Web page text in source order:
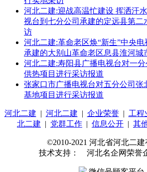
河北二建:迎战高温忙建设 挥洒
视台到七分公司承建的定远县第二
访
河北二建:革命老区焕“新生”中央电
承建的大别山革命老区息县淮河城
河北二建:寿阳县广播电视台对一
供热项目进行采访报道
张家口市广播电视台对五分公司张
基地项目进行采访报道
河北二建 | 河北二建 | 企业荣誉| 工程
北二建 | 党群工作 | 信息公开 | 其
©2010-2021 河北省河北二建
技术支持： 河北名企网荣誉